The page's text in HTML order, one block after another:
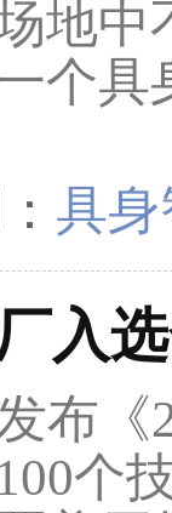
地
个
具
入
布《
个